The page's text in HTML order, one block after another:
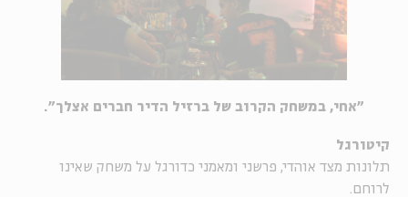
"אחי, במשחק הקרוב של ברזיל הדיר חברים אצלך".
קיטורגל
תלונות מצד אוהדי, פרשני ומאמני כדורגל על משחק שאינו
לרוחם.